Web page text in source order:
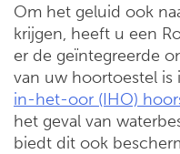
Om het geluid ook
krijgen, heeft u een
er de geïntegreerde
van uw hoortoestel
in-het-oor (IHO)
het geval van
biedt dit ook